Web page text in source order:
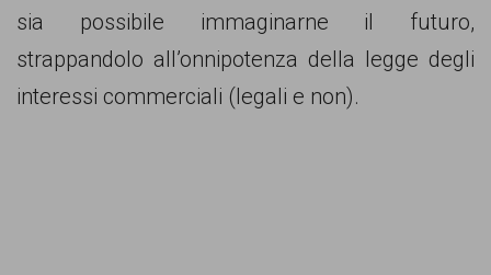
sia possibile immaginarne il futuro,
strappandolo all’onnipotenza della legge degli
interessi commerciali (legali e non).